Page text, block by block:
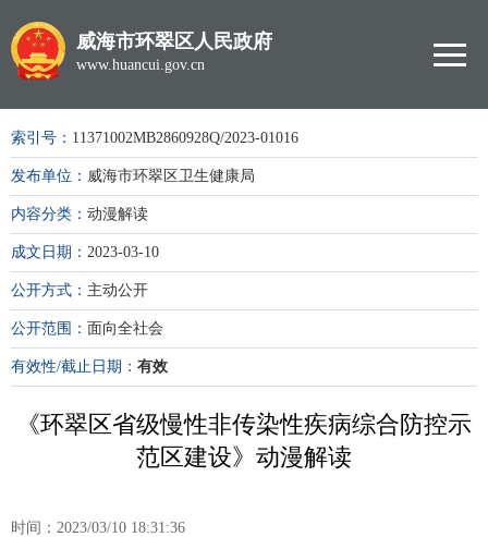
威海市环翠区人民政府
www.huancui.gov.cn
索引号： 11371002MB2860928Q/2023-01016
发布单位： 威海市环翠区卫生健康局
内容分类： 动漫解读
成文日期： 2023-03-10
公开方式： 主动公开
公开范围： 面向全社会
有效性/截止日期： 有效
《环翠区省级慢性非传染性疾病综合防控示
范区建设》动漫解读
时间：2023/03/10 18:31:36